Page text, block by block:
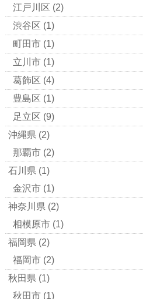
江戸川区 (2)
渋谷区 (1)
町田市 (1)
立川市 (1)
葛飾区 (4)
豊島区 (1)
足立区 (9)
沖縄県 (2)
那覇市 (2)
石川県 (1)
金沢市 (1)
神奈川県 (2)
相模原市 (1)
福岡県 (2)
福岡市 (2)
秋田県 (1)
秋田市 (1)